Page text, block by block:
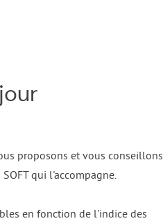
proposons et vous conseillons
qui l'accompagne.
en fonction de l'indice des